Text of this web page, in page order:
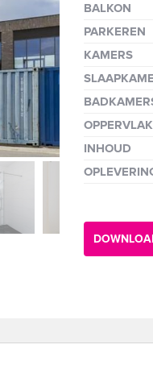
BALKON
PARKEREN
KAMERS
INHOUD